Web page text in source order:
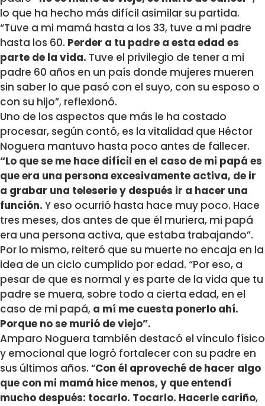
lo que ha hecho más difícil asimilar su partida.
“Tuve a mi mamá hasta a los 33, tuve a mi padre
hasta los 60. Perder a tu padre a esta edad es
parte de la vida. Tuve el privilegio de tener a mi
padre 60 años en un país donde mujeres mueren
sin saber lo que pasó con el suyo, con su esposo o
con su hijo”, reflexionó.
Uno de los aspectos que más le ha costado
procesar, según contó, es la vitalidad que Héctor
Noguera mantuvo hasta poco antes de fallecer.
“Lo que se me hace difícil en el caso de mi papá es
que era una persona excesivamente activa, de ir
a grabar una teleserie y después ir a hacer una
función. Y eso ocurrió hasta hace muy poco. Hace
tres meses, dos antes de que él muriera, mi papá
era una persona activa, que estaba trabajando”.
Por lo mismo, reiteró que su muerte no encaja en la
idea de un ciclo cumplido por edad. “Por eso, a
pesar de que es normal y es parte de la vida que tu
padre se muera, sobre todo a cierta edad, en el
caso de mi papá, a mí me cuesta ponerlo ahí.
Porque no se murió de viejo”.
Amparo Noguera también destacó el vínculo físico
y emocional que logró fortalecer con su padre en
sus últimos años. “Con él aproveché de hacer algo
que con mi mamá hice menos, y que entendí
mucho después: tocarlo. Tocarlo. Hacerle cariño,